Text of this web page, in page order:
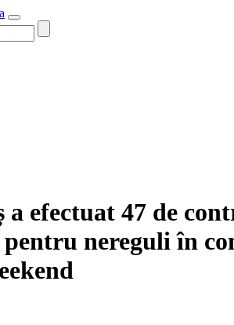
efectuat 47 de
nereguli în